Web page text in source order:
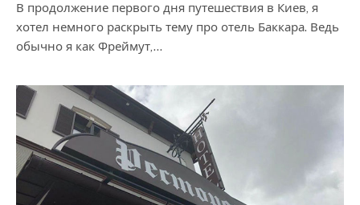
В продолжение первого дня путешествия в Киев, я
хотел немного раскрыть тему про отель Баккара. Ведь
обычно я как Фреймут,…